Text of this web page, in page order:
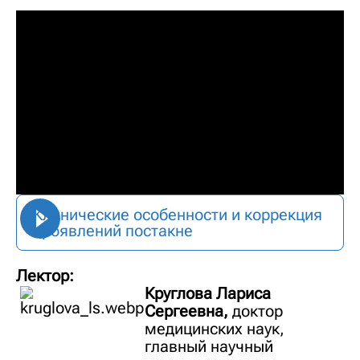
Клинические особенности и коррекция
проявлений постакне
Лектор:
Круглова Лариса
Сергеевна, доктор
медицинских наук,
главный научный